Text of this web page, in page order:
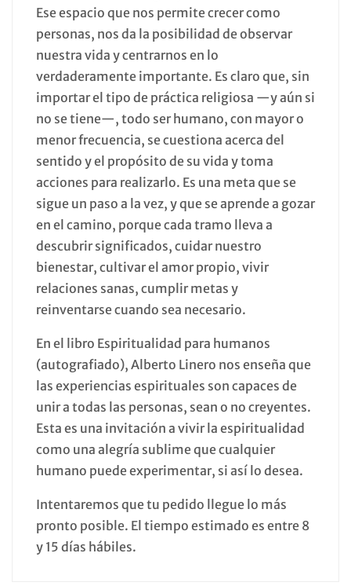
Ese espacio que nos permite crecer como
personas, nos da la posibilidad de observar
nuestra vida y centrarnos en lo
verdaderamente importante. Es claro que, sin
importar el tipo de práctica religiosa —y aún si
no se tiene—, todo ser humano, con mayor o
menor frecuencia, se cuestiona acerca del
sentido y el propósito de su vida y toma
acciones para realizarlo. Es una meta que se
sigue un paso a la vez, y que se aprende a gozar
en el camino, porque cada tramo lleva a
descubrir significados, cuidar nuestro
bienestar, cultivar el amor propio, vivir
relaciones sanas, cumplir metas y
reinventarse cuando sea necesario.
En el libro Espiritualidad para humanos
(autografiado), Alberto Linero nos enseña que
las experiencias espirituales son capaces de
unir a todas las personas, sean o no creyentes.
Esta es una invitación a vivir la espiritualidad
como una alegría sublime que cualquier
humano puede experimentar, si así lo desea.
Intentaremos que tu pedido llegue lo más
pronto posible. El tiempo estimado es entre 8
y 15 días hábiles.